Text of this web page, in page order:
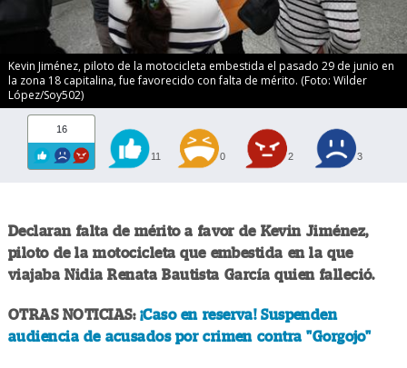
Kevin Jiménez, piloto de la motocicleta embestida el pasado 29 de junio en
la zona 18 capitalina, fue favorecido con falta de mérito. (Foto: Wilder
López/Soy502)
16
11 0 2 3
Declaran falta de mérito a favor de Kevin Jiménez,
piloto de la motocicleta que embestida en la que
viajaba Nidia Renata Bautista García quien falleció.
OTRAS NOTICIAS: ¡Caso en reserva! Suspenden
audiencia de acusados por crimen contra "Gorgojo"